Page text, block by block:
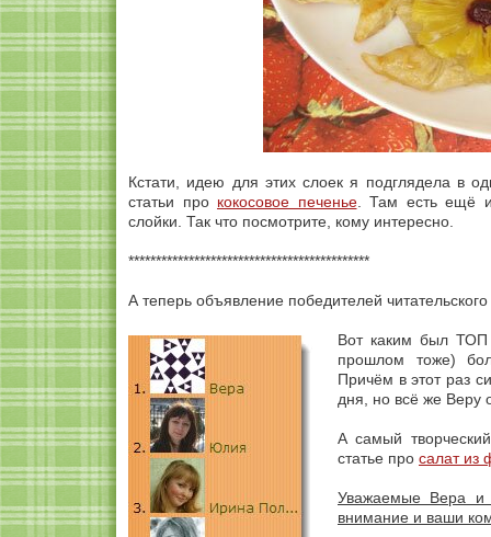
Кстати, идею для этих слоек я подглядела в
статьи про кокосовое печенье. Там есть ещё и
слойки. Так что посмотрите, кому интересно.
********************************************
А теперь объявление победителей читательского
Вот каким был ТОП
прошлом тоже)
Причём в этот раз
дня, но всё же Веру
А самый
статье про салат из
Уважаемые Вера и
внимание и ваши